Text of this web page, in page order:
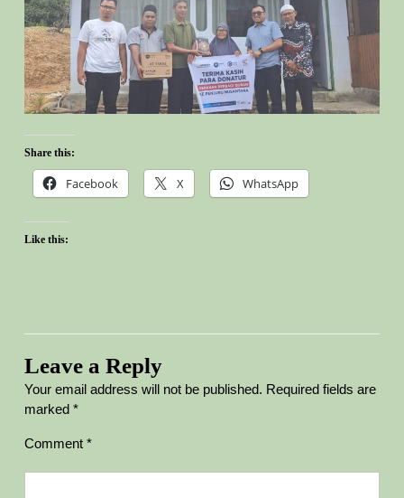
Share this:
Facebook X WhatsApp
Like this:
Leave a Reply
Your email address will not be published. Required fields are
marked *
Comment *